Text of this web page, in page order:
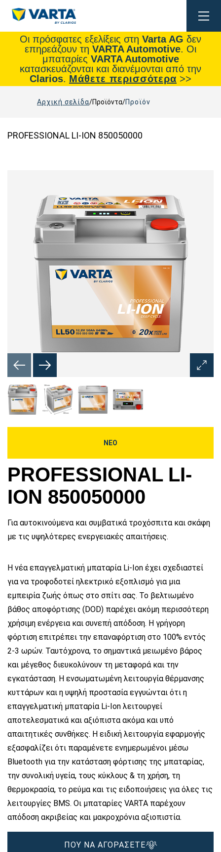
Οι πρόσφατες εξελίξεις στη Varta AG δεν
επηρεάζουν τη VARTA Automotive. Οι
μπαταρίες VARTA Automotive
κατασκευάζονται και διανέμονται από την
Clarios. Μάθετε περισσότερα >>
Αρχική σελίδα Προϊόντα Προϊόν
PROFESSIONAL LI-ION 850050000
ΝΕΟ
PROFESSIONAL LI-
ION 850050000
Για αυτοκινούμενα και συμβατικά τροχόσπιτα και σκάφη
με τις υψηλότερες ενεργειακές απαιτήσεις.
Η νέα επαγγελματική μπαταρία Li-Ion έχει σχεδιαστεί
για να τροφοδοτεί ηλεκτρικό εξοπλισμό για μια
εμπειρία ζωής όπως στο σπίτι σας. Το βελτιωμένο
βάθος αποφόρτισης (DOD) παρέχει ακόμη περισσότερη
χρήσιμη ενέργεια και συνεπή απόδοση. Η γρήγορη
φόρτιση επιτρέπει την επαναφόρτιση στο 100% εντός
2-3 ωρών. Ταυτόχρονα, το σημαντικά μειωμένο βάρος
και μέγεθος διευκολύνουν τη μεταφορά και την
εγκατάσταση. Η ενσωματωμένη λειτουργία θέρμανσης
κυττάρων και η υψηλή προστασία εγγυώνται ότι η
επαγγελματική μπαταρία Li-Ion λειτουργεί
αποτελεσματικά και αξιόπιστα ακόμα και υπό
απαιτητικές συνθήκες. Η ειδική λειτουργία εφαρμογής
εξασφαλίζει ότι παραμένετε ενημερωμένοι μέσω
Bluetooth για την κατάσταση φόρτισης της μπαταρίας,
την συνολική υγεία, τους κύκλους & τη χρήση, τη
θερμοκρασία, το ρεύμα και τις ειδοποιήσεις για όλες τις
λειτουργίες BMS. Οι μπαταρίες VARTA παρέχουν
απόδοση ακριβείας και μακροχρόνια αξιοπιστία.​
ΠΟΥ ΝΑ ΑΓΟΡΑΣΕΤΕ